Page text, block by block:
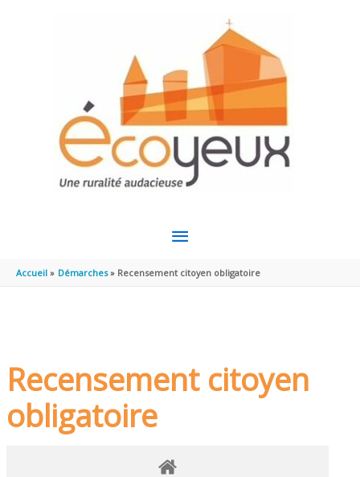
MENU
PRINCIPAL
Accueil Démarches Recensement citoyen obligatoire
Recensement citoyen
obligatoire